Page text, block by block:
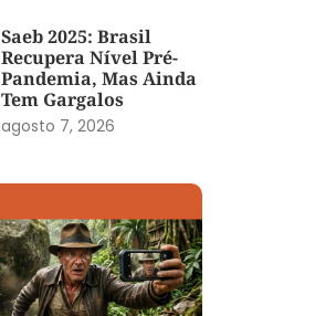
Saeb 2025: Brasil
Recupera Nível Pré-
Pandemia, Mas Ainda
Tem Gargalos
agosto 7, 2026